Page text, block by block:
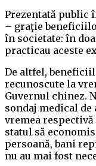
Prezentată public
– graţie
în societate: în
practicau aceste
De altfel,
recunoscute la
Guvernul chinez.
sondaj medical
vremea respectivă
statul să
persoană, bani
nu au mai fost